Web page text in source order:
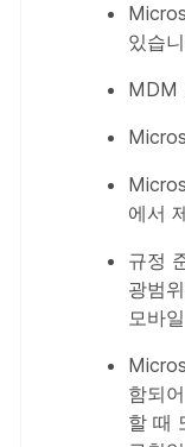
있습
MDM
에서
규정
광범
모바
함되
할 때